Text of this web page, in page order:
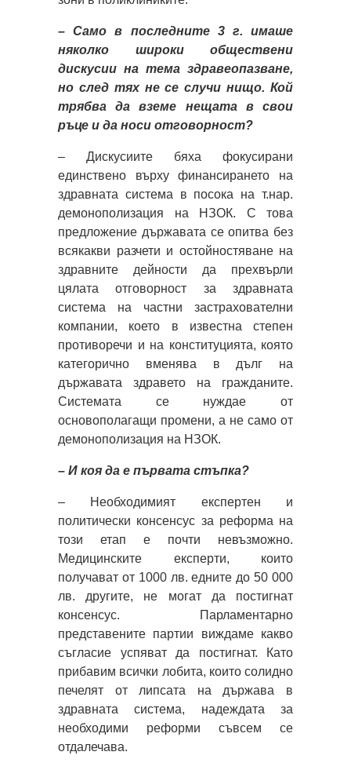
– Само в последните 3 г. имаше
няколко широки обществени
дискусии на тема здравеопазване,
но след тях не се случи нищо. Кой
трябва да вземе нещата в свои
ръце и да носи отговорност?
– Дискусиите бяха фокусирани
единствено върху финансирането на
здравната система в посока на т.нар.
демонополизация на НЗОК. С това
предложение държавата се опитва без
всякакви разчети и остойностяване на
здравните дейности да прехвърли
цялата отговорност за здравната
система на частни застрахователни
компании, което в известна степен
противоречи и на конституцията, която
категорично вменява в дълг на
държавата здравето на гражданите.
Системата се нуждае от
основополагащи промени, а не само от
демонополизация на НЗОК.
– И коя да е първата стъпка?
– Необходимият експертен и
политически консенсус за реформа на
този етап е почти невъзможно.
Медицинските експерти, които
получават от 1000 лв. едните до 50 000
лв. другите, не могат да постигнат
консенсус. Парламентарно
представените партии виждаме какво
съгласие успяват да постигнат. Като
прибавим всички лобита, които солидно
печелят от липсата на държава в
здравната система, надеждата за
необходими реформи съвсем се
отдалечава.